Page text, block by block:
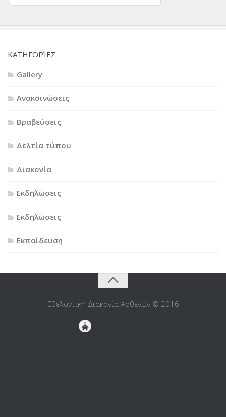
KΑΤΗΓΟΡΊΕΣ
Gallery
Ανακοινώσεις
Βραβεύσεις
Δελτία τύπου
Διακονία
Εκδηλώσεις
Εκδηλώσεις
Εκπαίδευση
Εθελοντική Διακονία Ασθενών © 2016